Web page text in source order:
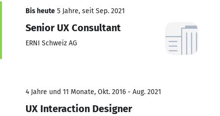
Bis heute 5 Jahre, seit Sep. 2021
Senior UX Consultant
ERNI Schweiz AG
4 Jahre und 11 Monate, Okt. 2016 - Aug. 2021
UX Interaction Designer